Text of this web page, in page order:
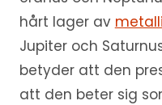
hårt lager av
Jupiter och
betyder att den
att den beter sig